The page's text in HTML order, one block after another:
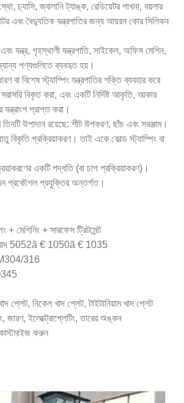
চ্যাসি, জ্বালানি ট্যাঙ্ক, রেডিয়েটর পাখনা, বয়লার
এবং বৈদ্যুতিক যন্ত্রপাতির জন্য আয়রন কোর সিলিকন
যন্ত্র, গৃহস্থালী যন্ত্রপাতি, সাইকেল, অফিস মেশিন,
পণ্যগুলিতে ব্যবহৃত হয়।
বা বিশেষ স্ট্যাম্পিং যন্ত্রপাতির শক্তি ব্যবহার করে
বিকৃত করা, এবং একটি নির্দিষ্ট আকৃতি, আকার
প্রাপ্ত করা।
তিনটি উপাদান রয়েছে: শীট উপকরণ, ছাঁচ এবং সরঞ্জাম।
বিকৃতি প্রক্রিয়াকরণ। তাই একে কোল্ড স্ট্যাম্পিং বা
একটি পদ্ধতি (বা চাপ প্রক্রিয়াকরণ)।
প্রকৌশল প্রযুক্তির অন্তর্গত।
+ মেশিনিং + সারফেস ট্রিটমেন্ট
খাদ 5052ã € 1050ã € 1035
316
প্লেট, নিকেল খাদ প্লেট, টাইটানিয়াম খাদ প্লেট
জারণ, ইলেক্ট্রোপ্লেটিং, তারের অঙ্কন
করুন